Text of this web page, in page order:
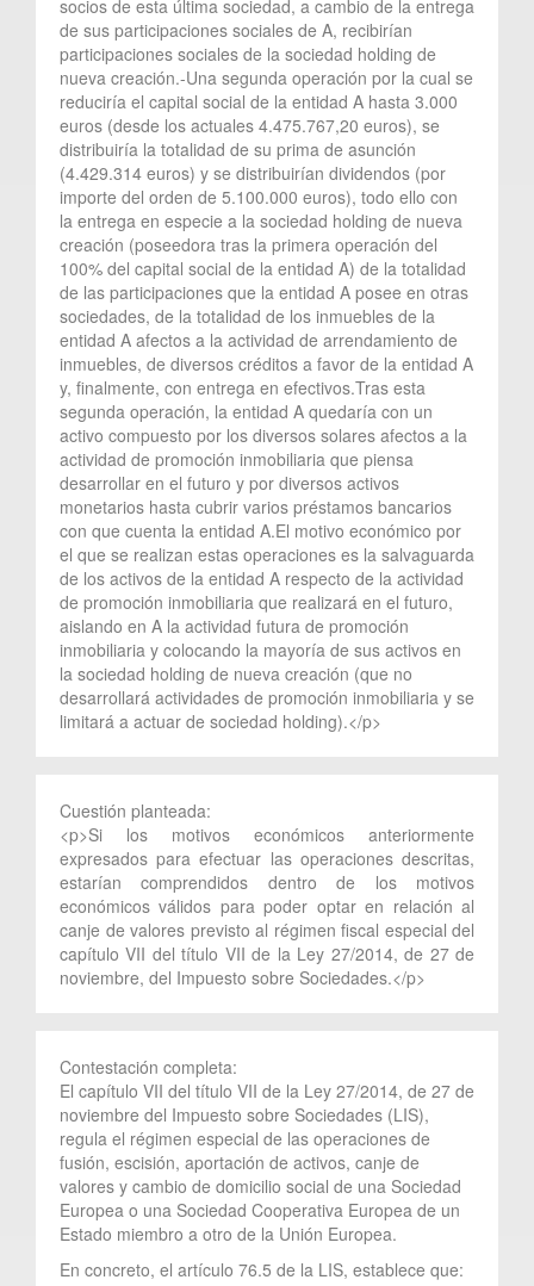
socios de esta última sociedad, a cambio de la entrega
de sus participaciones sociales de A, recibirían
participaciones sociales de la sociedad holding de
nueva creación.-Una segunda operación por la cual se
reduciría el capital social de la entidad A hasta 3.000
euros (desde los actuales 4.475.767,20 euros), se
distribuiría la totalidad de su prima de asunción
(4.429.314 euros) y se distribuirían dividendos (por
importe del orden de 5.100.000 euros), todo ello con
la entrega en especie a la sociedad holding de nueva
creación (poseedora tras la primera operación del
100% del capital social de la entidad A) de la totalidad
de las participaciones que la entidad A posee en otras
sociedades, de la totalidad de los inmuebles de la
entidad A afectos a la actividad de arrendamiento de
inmuebles, de diversos créditos a favor de la entidad A
y, finalmente, con entrega en efectivos.Tras esta
segunda operación, la entidad A quedaría con un
activo compuesto por los diversos solares afectos a la
actividad de promoción inmobiliaria que piensa
desarrollar en el futuro y por diversos activos
monetarios hasta cubrir varios préstamos bancarios
con que cuenta la entidad A.El motivo económico por
el que se realizan estas operaciones es la salvaguarda
de los activos de la entidad A respecto de la actividad
de promoción inmobiliaria que realizará en el futuro,
aislando en A la actividad futura de promoción
inmobiliaria y colocando la mayoría de sus activos en
la sociedad holding de nueva creación (que no
desarrollará actividades de promoción inmobiliaria y se
limitará a actuar de sociedad holding).</p>
Cuestión planteada:
<p>Si los motivos económicos anteriormente
expresados para efectuar las operaciones descritas,
estarían comprendidos dentro de los motivos
económicos válidos para poder optar en relación al
canje de valores previsto al régimen fiscal especial del
capítulo VII del título VII de la Ley 27/2014, de 27 de
noviembre, del Impuesto sobre Sociedades.</p>
Contestación completa:
El capítulo VII del título VII de la Ley 27/2014, de 27 de
noviembre del Impuesto sobre Sociedades (LIS),
regula el régimen especial de las operaciones de
fusión, escisión, aportación de activos, canje de
valores y cambio de domicilio social de una Sociedad
Europea o una Sociedad Cooperativa Europea de un
Estado miembro a otro de la Unión Europea.
En concreto, el artículo 76.5 de la LIS, establece que: